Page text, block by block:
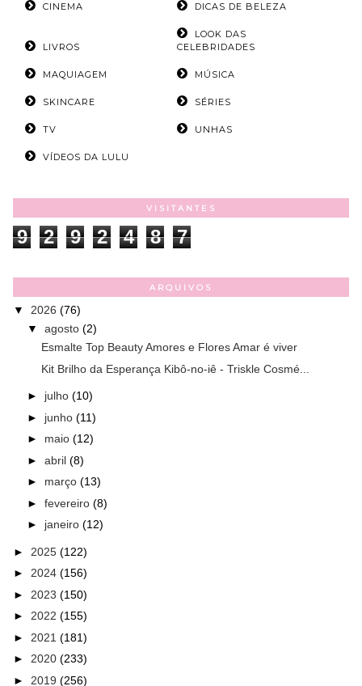
CINEMA DICAS DE BELEZA
LIVROS
LOOK DAS
CELEBRIDADES
MAQUIAGEM MÚSICA
SKINCARE SÉRIES
TV UNHAS
VÍDEOS DA LULU
VISITANTES
9 2 9 2 4 8 7
ARQUIVOS
▼ 2026 (76)
▼ agosto (2)
Esmalte Top Beauty Amores e Flores Amar é viver
Kit Brilho da Esperança Kibô-no-iê - Triskle Cosmé...
► julho (10)
► junho (11)
► maio (12)
► abril (8)
► março (13)
► fevereiro (8)
► janeiro (12)
► 2025 (122)
► 2024 (156)
► 2023 (150)
► 2022 (155)
► 2021 (181)
► 2020 (233)
► 2019 (256)